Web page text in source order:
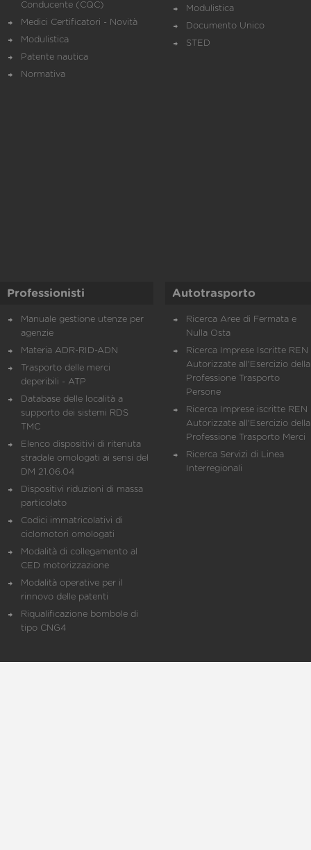
Conducente (CQC)
Medici Certificatori - Novità
Modulistica
Patente nautica
Normativa
Modulistica
Documento Unico
STED
Professionisti
Manuale gestione utenze per
agenzie
Materia ADR-RID-ADN
Trasporto delle merci
deperibili - ATP
Database delle località a
supporto dei sistemi RDS
TMC
Elenco dispositivi di ritenuta
stradale omologati ai sensi del
DM 21.06.04
Dispositivi riduzioni di massa
particolato
Codici immatricolativi di
ciclomotori omologati
Modalità di collegamento al
CED motorizzazione
Modalità operative per il
rinnovo delle patenti
Riqualificazione bombole di
tipo CNG4
Autotrasporto
Ricerca Aree di Fermata e
Nulla Osta
Ricerca Imprese Iscritte REN
Autorizzate all'Esercizio della
Professione Trasporto
Persone
Ricerca Imprese iscritte REN
Autorizzate all'Esercizio della
Professione Trasporto Merci
Ricerca Servizi di Linea
Interregionali